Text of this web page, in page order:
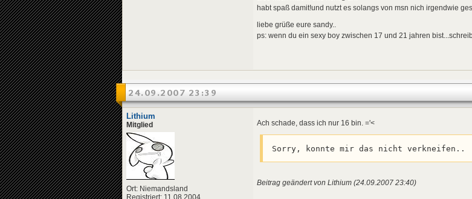
habt spaß damit!und nutzt es solangs von msn nich irgendwie
liebe grüße eure sandy..
ps: wenn du ein sexy boy zwischen 17 und 21 jahren
24.09.2007 23:39
Lithium
Mitglied
Ort: Niemandsland
Registriert: 11.08.2004
Ach schade, dass ich nur 16 bin. ='<
Sorry, konnte mir das nicht verkneifen..
Beitrag geändert von Lithium (24.09.2007 23:40)